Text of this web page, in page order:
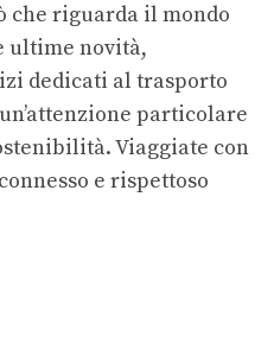
riguarda il mondo
ultime novità,
dedicati al trasporto
particolare
Viaggiate con
e rispettoso